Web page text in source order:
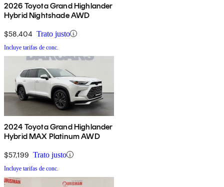
2026 Toyota Grand Highlander
Hybrid Nightshade AWD
$58,404 Trato justo
Incluye tarifas de conc.
2024 Toyota Grand Highlander
Hybrid MAX Platinum AWD
$57,199 Trato justo
Incluye tarifas de conc.